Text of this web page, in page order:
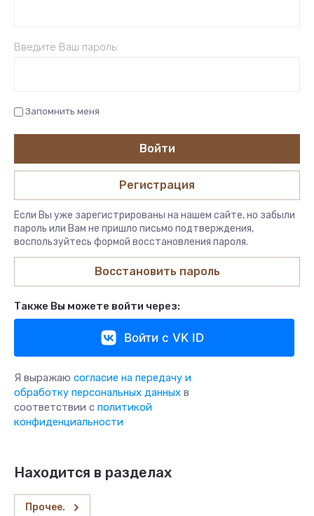
Введите Ваш пароль:
Запомнить меня
Войти
Регистрация
Если Вы уже зарегистрированы на нашем сайте, но забыли
пароль или Вам не пришло письмо подтверждения,
воспользуйтесь формой восстановления пароля.
Восстановить пароль
Также Вы можете войти через:
Войти с VK ID
Я выражаю согласие на передачу и
обработку персональных данных в
соответствии с политикой
конфиденциальности
Находится в разделах
Прочее.